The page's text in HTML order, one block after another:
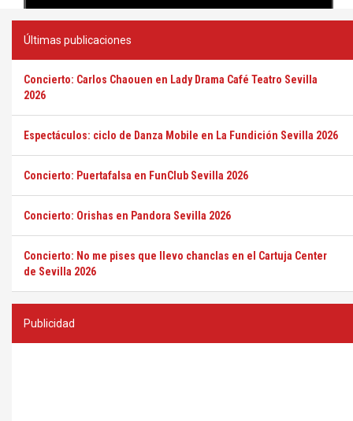
Últimas publicaciones
Concierto: Carlos Chaouen en Lady Drama Café Teatro Sevilla
2026
Espectáculos: ciclo de Danza Mobile en La Fundición Sevilla 2026
Concierto: Puertafalsa en FunClub Sevilla 2026
Concierto: Orishas en Pandora Sevilla 2026
Concierto: No me pises que llevo chanclas en el Cartuja Center
de Sevilla 2026
Publicidad